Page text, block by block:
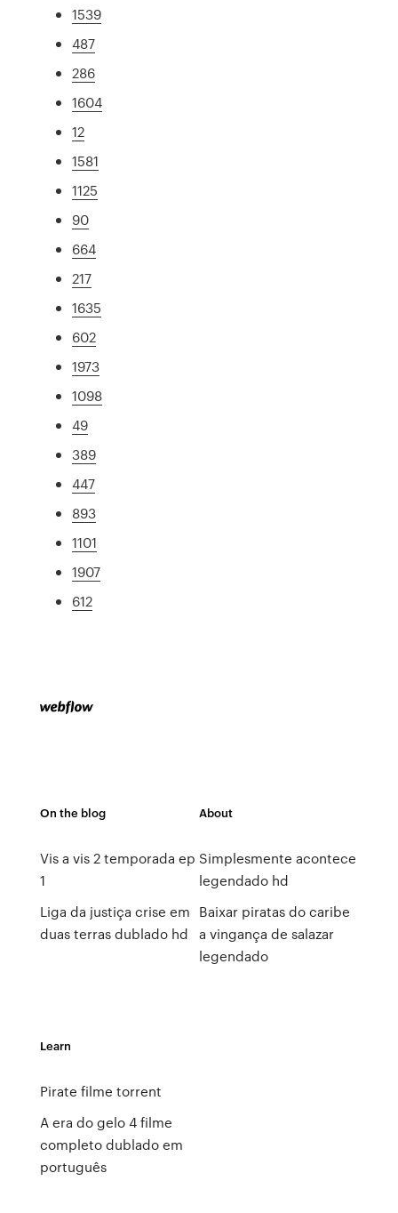
1539
487
286
1604
12
1581
1125
90
664
217
1635
602
1973
1098
49
389
447
893
1101
1907
612
On the blog
Vis a vis 2 temporada ep
1
Liga da justiça crise em
duas terras dublado hd
About
Simplesmente acontece
legendado hd
Baixar piratas do caribe
a vingança de salazar
legendado
Learn
Pirate filme torrent
A era do gelo 4 filme
completo dublado em
português